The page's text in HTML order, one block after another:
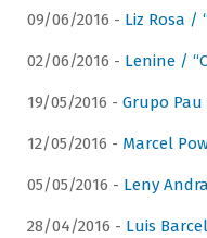
09/06/2016 - Liz Rosa /
02/06/2016 - Lenine /
19/05/2016 - Grupo Pau
12/05/2016 - Marcel
05/05/2016 - Leny
28/04/2016 - Luis